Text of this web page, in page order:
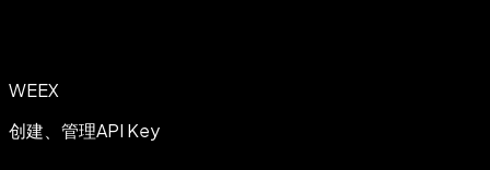
WEEX
创建、管理API Key